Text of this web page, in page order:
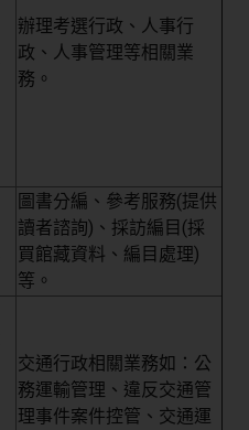
辦理考選行政、人事行
政、人事管理等相關業
務。
圖書分編、參考服務(提供
讀者諮詢)、採訪編目(採
買館藏資料、編目處理)
等。
交通行政相關業務如：公
務運輸管理、違反交通管
理事件案件控管、交通運